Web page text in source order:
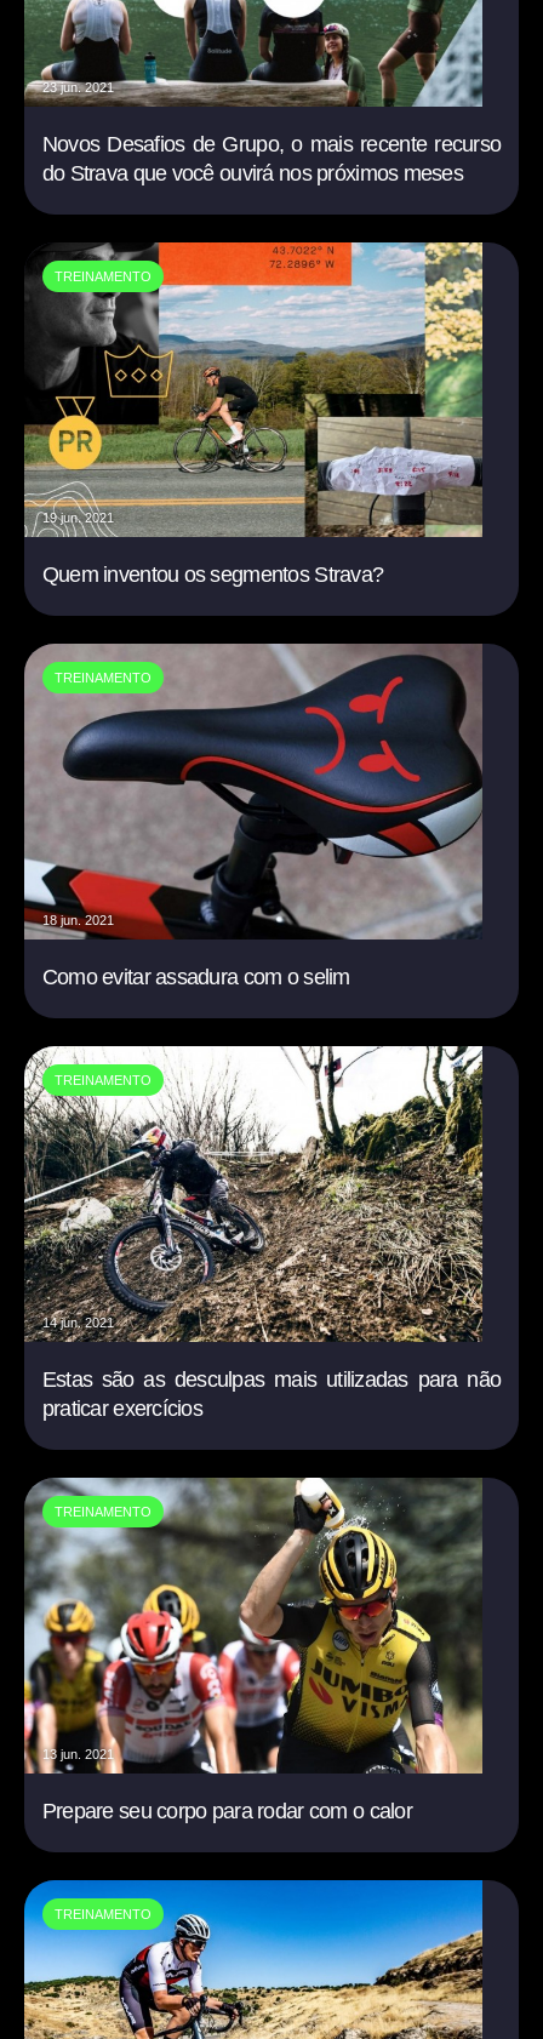
23 jun. 2021
Novos Desafios de Grupo, o mais recente recurso
do Strava que você ouvirá nos próximos meses
TREINAMENTO
19 jun. 2021
Quem inventou os segmentos Strava?
TREINAMENTO
18 jun. 2021
Como evitar assadura com o selim
TREINAMENTO
14 jun. 2021
Estas são as desculpas mais utilizadas para não
praticar exercícios
TREINAMENTO
13 jun. 2021
Prepare seu corpo para rodar com o calor
TREINAMENTO